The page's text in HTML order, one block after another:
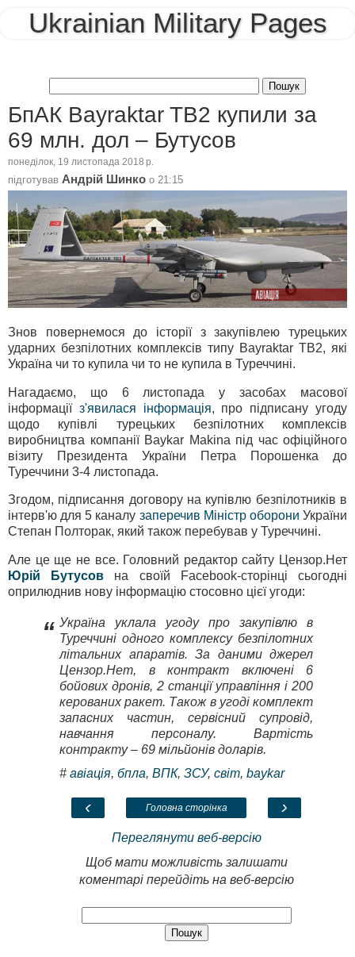
Ukrainian Military Pages
БпАК Bayraktar TB2 купили за
69 млн. дол – Бутусов
понеділок, 19 листопада 2018 р.
підготував Андрій Шинко о 21:15
Знов повернемося до історії з закупівлею турецьких
ударних безпілотних комплексів типу Bayraktar TB2, які
Україна чи то купила чи то не купила в Туреччині.
Нагадаємо, що 6 листопада у засобах масової
інформації з'явилася інформація, про підписану угоду
щодо купівлі турецьких безпілотних комплексів
виробництва компанії Baykar Makina під час офіційного
візиту Президента України Петра Порошенка до
Туреччини 3-4 листопада.
Згодом, підписання договору на купівлю безпілотників в
інтерв'ю для 5 каналу заперечив Міністр оборони України
Степан Полторак, який також перебував у Туреччині.
Але це ще не все. Головний редактор сайту Цензор.Нет
Юрій Бутусов на своїй Facebook-сторінці сьогодні
оприлюднив нову інформацію стосовно цієї угоди:
“ Україна уклала угоду про закупівлю в
Туреччині одного комплексу безпілотних
літальних апаратів. За даними джерел
Цензор.Нет, в контракт включені 6
бойових дронів, 2 станції управління і 200
керованих ракет. Також в угоді комплект
запасних частин, сервісний супровід,
навчання персоналу. Вартість
контракту – 69 мільйонів доларів.
# авіація, бпла, ВПК, ЗСУ, світ, baykar
‹ ›
Головна сторінка
Переглянути веб-версію
Щоб мати можливість залишати
коментарі перейдіть на веб-версію